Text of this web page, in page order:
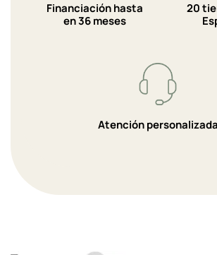
Financiación hasta
en 36 meses
20
Atención personalizada